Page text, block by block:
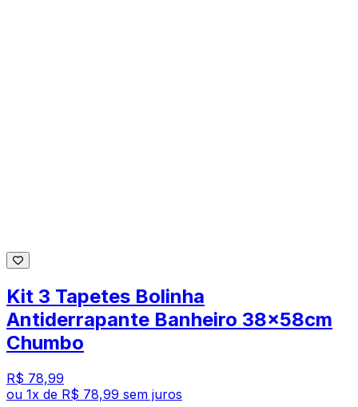
Kit 3 Tapetes Bolinha
Antiderrapante Banheiro 38x58cm
Chumbo
R$ 78,99
ou 1x de R$ 78,99 sem juros